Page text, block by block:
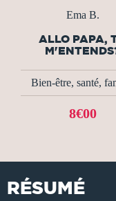
Ema B.
ALLO PAPA,
Bien-être, santé,
8€00
RÉSUMÉ